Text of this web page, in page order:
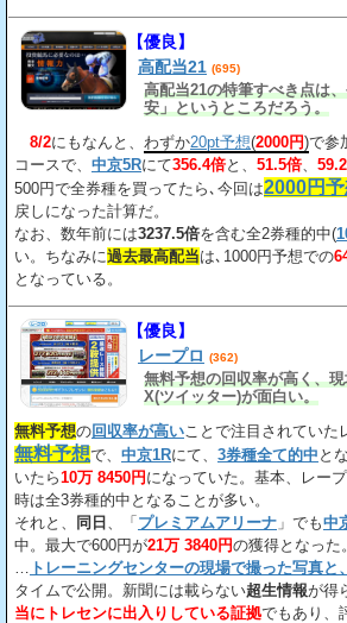
【優良】
高配当21 (695)
高配当21の特筆すべき点は
安」というところだろう。
8/2にもなんと、 わずか20pt予想(2000円)で参
コースで、 中京5Rにて356.4倍と、 51.5倍
500円で全券種を買ってたら､今回は2000円予
戻しになった計算だ。
なお、数年前には3237.5倍を含む全2券種的中(
い。ちなみに過去最高配当は､1000円予想での
となっている。
【優良】
レープロ (362)
無料予想の回収率が高く、
X(ツイッター)が面白い。
無料予想の回収率が高い ことで注目されていた
無料予想で、 中京1Rにて、 3券種全て的中 と
いたら10万 8450円 になっていた。基本、レー
時は全3券種的中となることが多い。
それと、
同日 、「 プレミアムアリーナ 」でも中
中。最大で600円が21万 3840円の獲得となった。
トレーニングセンターの現場で撮った写真と
タイムで公開。新聞には載らない超生情報が得
当にトレセンに出入りしている証拠でもあり、